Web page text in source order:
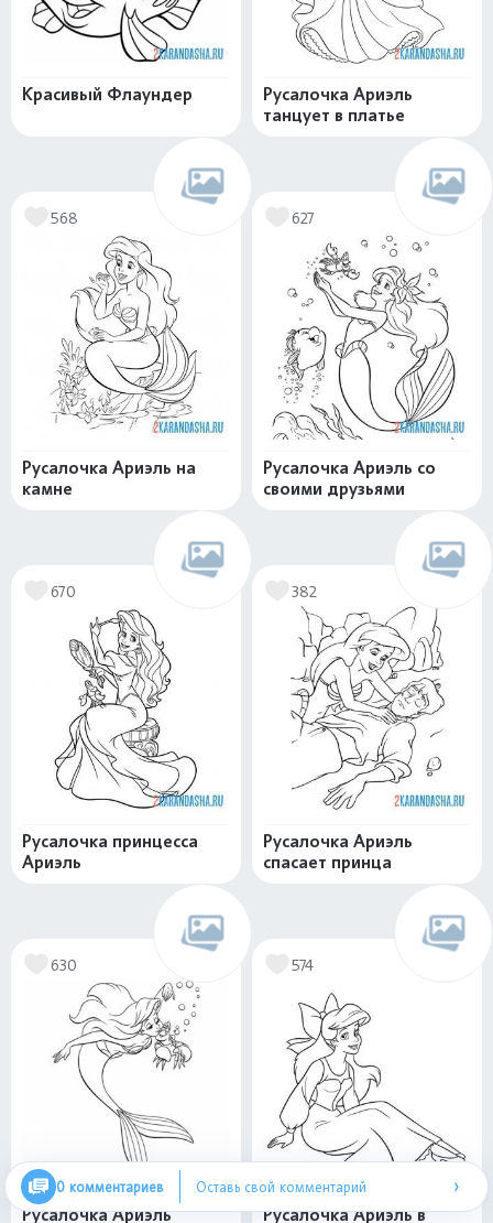
Красивый Флаундер
Русалочка Ариэль
танцует в платье
568
Русалочка Ариэль на
камне
627
Русалочка Ариэль со
своими друзьями
670
Русалочка принцесса
Ариэль
382
Русалочка Ариэль
спасает принца
630
Русалочка Ариэль
574
Русалочка Ариэль в
0 комментариев Оставь свой комментарий ›